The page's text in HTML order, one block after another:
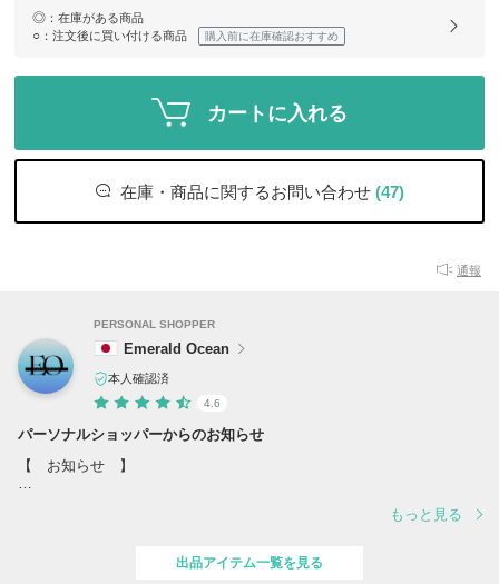
◎ ：在庫がある商品
○ ：注文後に買い付ける商品 購入前に在庫確認おすすめ
カートに入れる
在庫・商品に関するお問い合わせ (47)
通報
PERSONAL SHOPPER
Emerald Ocean
本人確認済
4.6
パーソナルショッパーからのお知らせ
【 お知らせ 】
2026/2/28～3/2の期間 x→◯3/3～順次対応
もっと見る
出品アイテム一覧を見る